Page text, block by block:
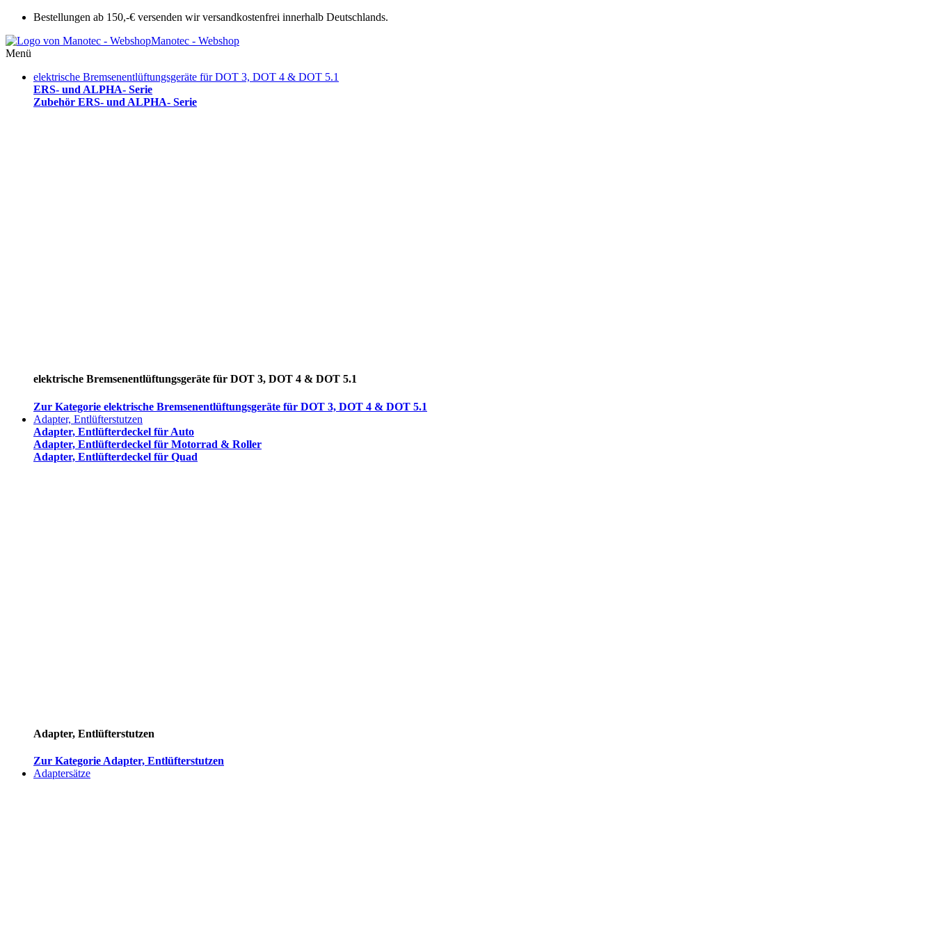
Bestellungen ab 150,-€ versenden wir versandkostenfrei innerhalb Deutschlands.
Manotec - Webshop
Menü
elektrische Bremsenentlüftungsgeräte für DOT 3, DOT 4 & DOT 5.1
ERS- und ALPHA- Serie
Zubehör ERS- und ALPHA- Serie
elektrische Bremsenentlüftungsgeräte für DOT 3, DOT 4 & DOT 5.1
Zur Kategorie elektrische Bremsenentlüftungsgeräte für DOT 3, DOT 4 & DOT 5.1
Adapter, Entlüfterstutzen
Adapter, Entlüfterdeckel für Auto
Adapter, Entlüfterdeckel für Motorrad & Roller
Adapter, Entlüfterdeckel für Quad
Adapter, Entlüfterstutzen
Zur Kategorie Adapter, Entlüfterstutzen
Adaptersätze